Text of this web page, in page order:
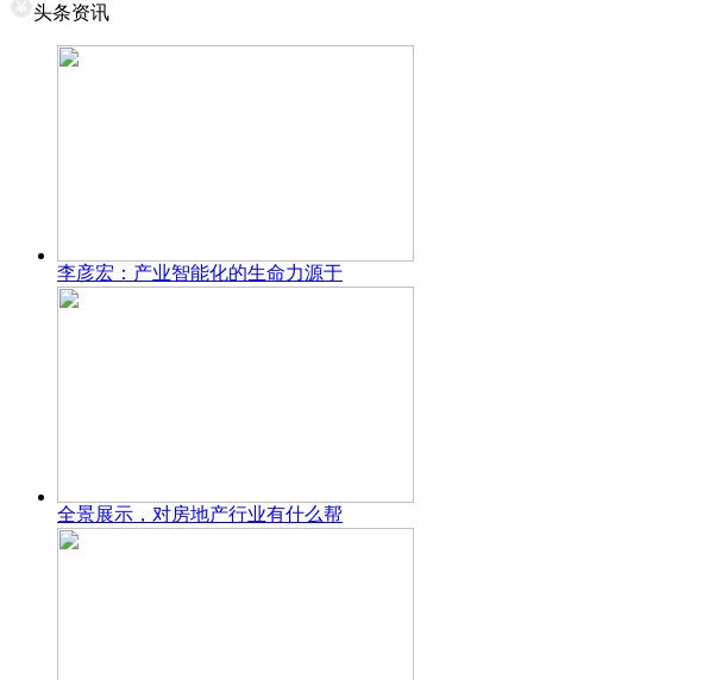
头条资讯
李彦宏：产业智能化的生命力源于
全景展示，对房地产行业有什么帮